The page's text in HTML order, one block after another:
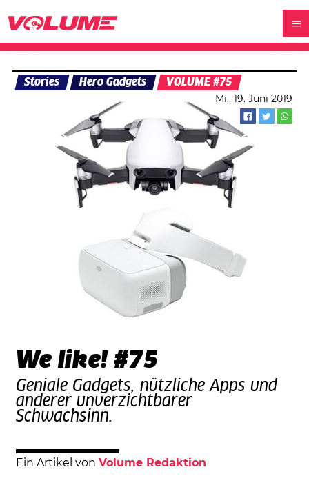
Stories Hero Gadgets VOLUME #75
Mi., 19. Juni 2019
We like! #75
Geniale Gadgets, nützliche Apps und
anderer unverzichtbarer
Schwachsinn.
Ein Artikel von Volume Redaktion